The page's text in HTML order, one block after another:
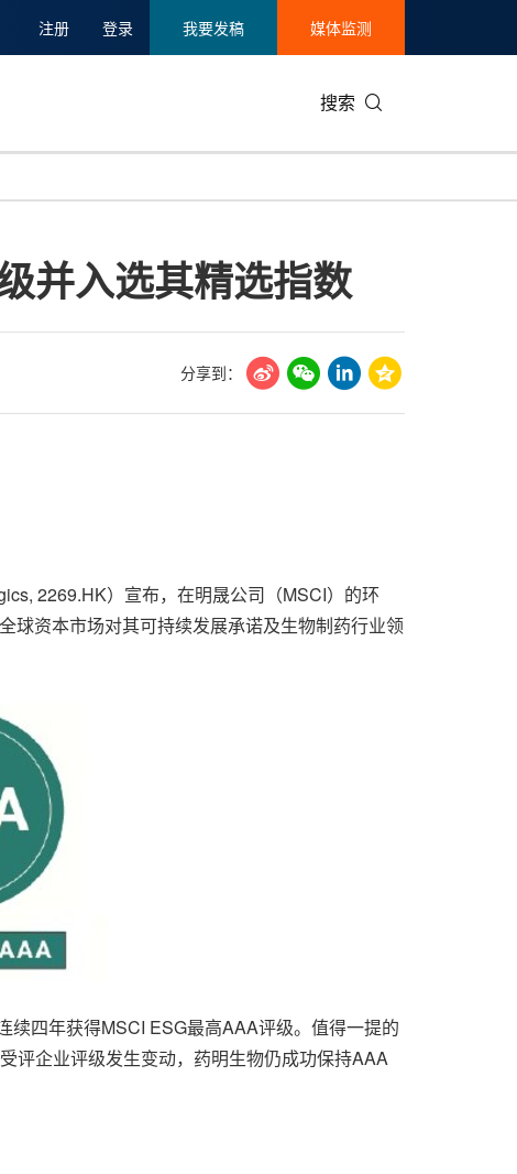
注册 登录 我要发稿 媒体监测
搜索
碳中和
美国临床肿瘤学会(ASCO)
娱乐时尚与艺术
新加坡
并入选其精选指数
分享到：
2269.HK）宣布，在明晟公司（MSCI）的环
球资本市场对其可持续发展承诺及生物制药行业领
四年获得MSCI ESG最高AAA评级。值得一提的
评企业评级发生变动，药明生物仍成功保持AAA